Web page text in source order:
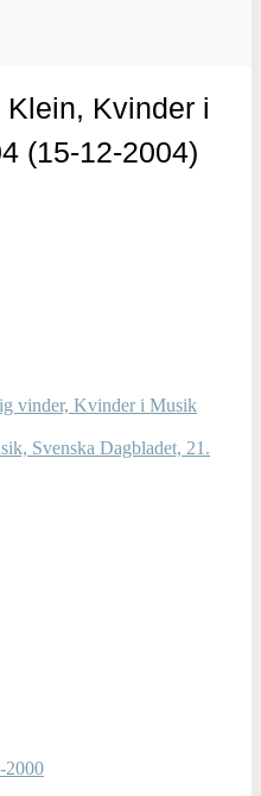
Kvinder i
(15-12-2004)
vinder, Kvinder i Musik
Svenska Dagbladet, 21.
2000